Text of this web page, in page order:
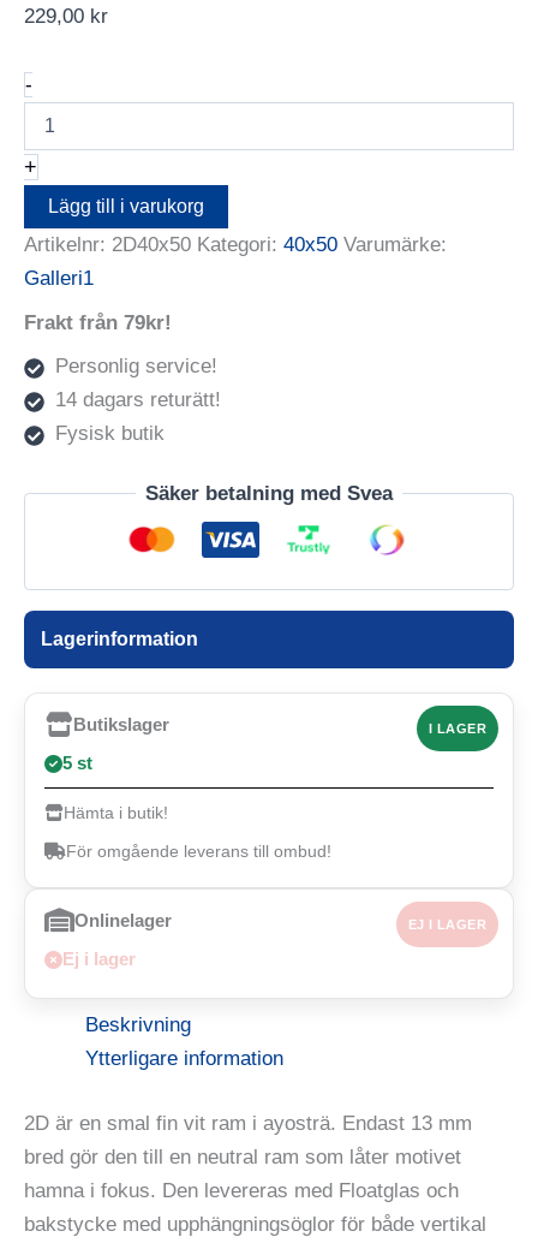
229,00 kr
-Ram
Galleri1
40X50
Vit
mängd
+
Lägg till i varukorg
Artikelnr: 2D40x50 Kategori: 40x50 Varumärke:
Galleri1
Frakt från 79kr!
Personlig service!
14 dagars returätt!
Fysisk butik
Säker betalning med Svea
Lagerinformation
Butikslager I LAGER
5 st
Hämta i butik!
För omgående leverans till ombud!
Onlinelager EJ I LAGER
Ej i lager
Beskrivning
Ytterligare information
2D är en smal fin vit ram i ayosträ. Endast 13 mm
bred gör den till en neutral ram som låter motivet
hamna i fokus. Den levereras med Floatglas och
bakstycke med upphängningsöglor för både vertikal